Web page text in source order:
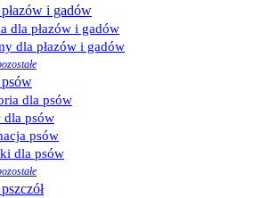
i gadów
dla płazów i gadów
dla płazów i gadów
dla psów
dla psów
psów
dla psów